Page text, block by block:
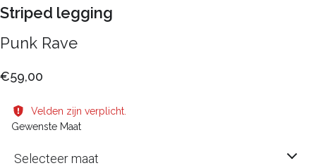
Striped legging
Punk Rave
€59,00
Velden zijn verplicht.
Gewenste Maat
Selecteer maat